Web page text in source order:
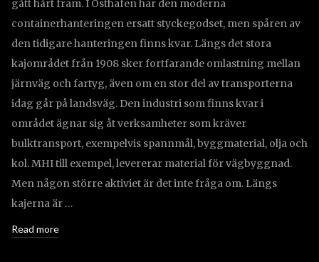
gått hårt fram. I Osthafen har den moderna
containerhanteringen ersatt styckegodset, men spåren av
den tidigare hanteringen finns kvar. Längs det stora
kajområdet från 1908 sker fortfarande omlastning mellan
järnväg och fartyg, även om en stor del av transporterna
idag går på landsväg. Den industri som finns kvar i
området ägnar sig åt verksamheter som kräver
bulktransport, exempelvis spannmål, byggmaterial, olja och
kol. MHI till exempel, levererar material för vägbyggnad.
Men någon större aktiviet är det inte fråga om. Längs
kajerna är …
Read more